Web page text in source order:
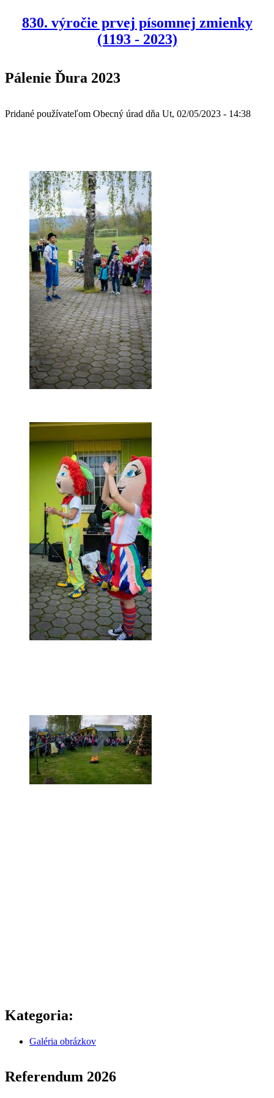
830. výročie prvej písomnej zmienky
(1193 - 2023)
Pálenie Ďura 2023
Pridané používateľom Obecný úrad dňa Ut, 02/05/2023 - 14:38
Kategoria:
Galéria obrázkov
Referendum 2026